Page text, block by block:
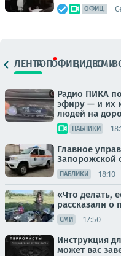
ОФИЦ.
ЛЕНТАТОПОФИЦ.ВИДЕОСМИ
Радио ПИКА
эфиру — и их
людей на
ПАБЛИКИ
Главное
Запорожской
ПАБЛИКИ 18:10
«Что делать,
рассказали о
СМИ 17:50
Инструкция
может вас